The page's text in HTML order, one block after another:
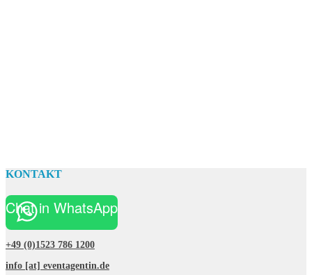
KONTAKT
Chat in WhatsApp
+49 (0)1523 786 1200
info [at] eventagentin.de